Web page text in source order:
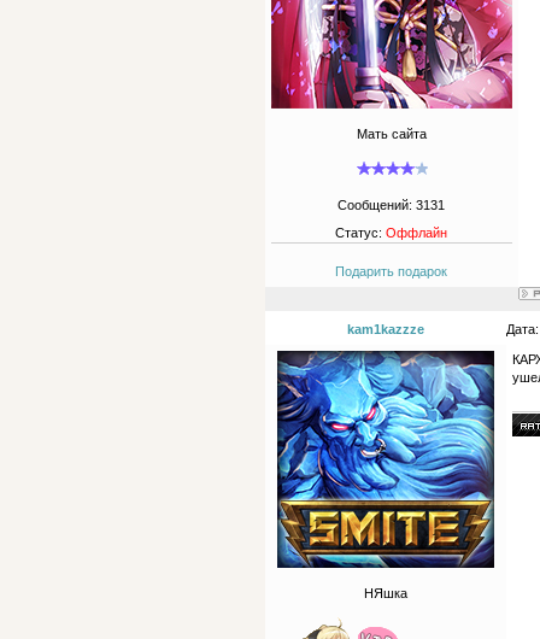
Мать сайта
Сообщений:3131
Статус:Оффлайн
Подарить подарок
kam1kazzze
НЯшка